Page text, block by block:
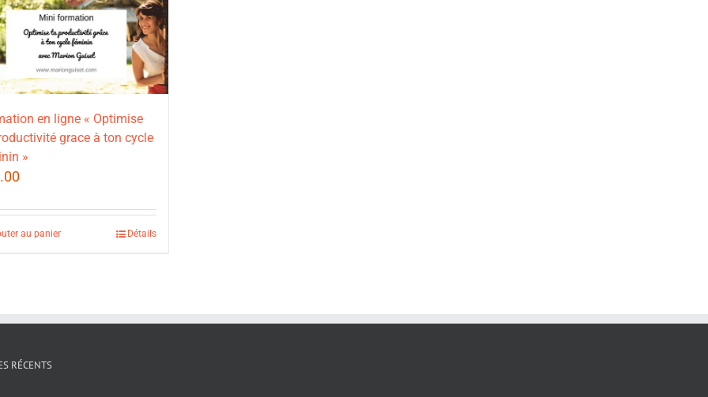
en ligne « Optimise
grace à ton cycle
»
au panier Détails
RÉCENTS